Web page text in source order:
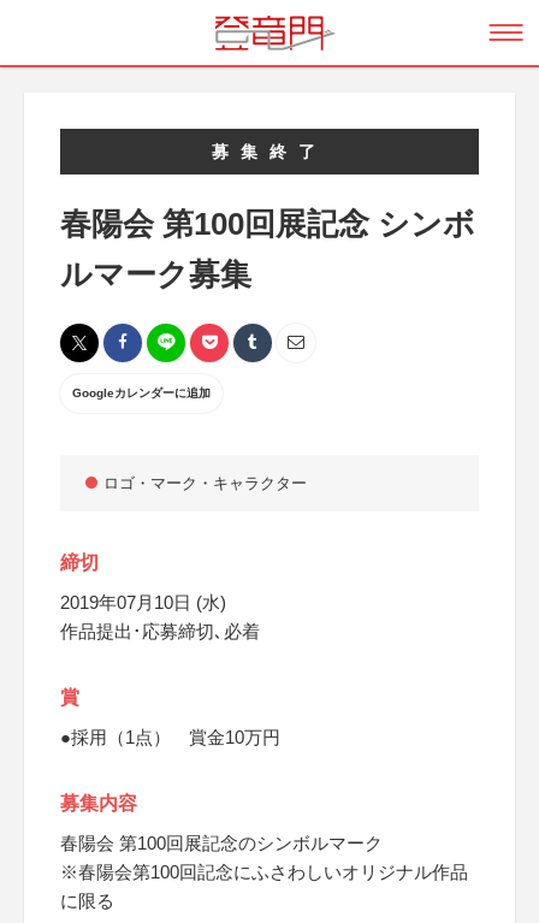
募集終了
春陽会 第100回展記念 シンボ
ルマーク募集
Googleカレンダーに追加
ロゴ・マーク・キャラクター
締切
2019年07月10日 (水)
作品提出･応募締切､必着
賞
●採用（1点） 賞金10万円
募集内容
春陽会 第100回展記念のシンボルマーク
※春陽会第100回記念にふさわしいオリジナル作品
に限る